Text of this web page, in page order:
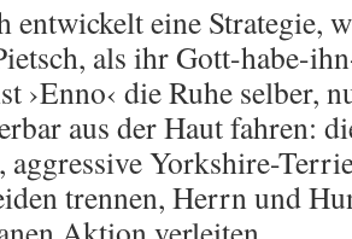
entwickelt eine Strategie,
als ihr Gott-habe-
›Enno‹ die Ruhe selber,
aus der Haut fahren:
aggressive Yorkshire-
trennen, Herrn und